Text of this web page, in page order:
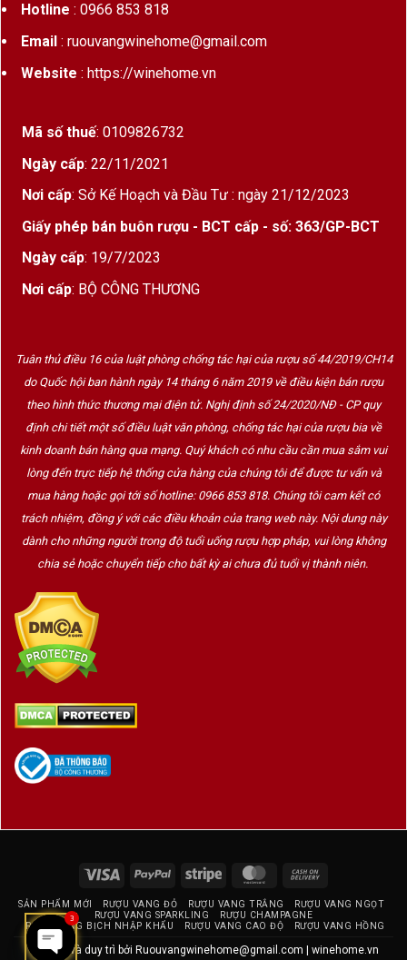
Hotline : 0966 853 818
Email: ruouvangwinehome@gmail.com
Website : https://winehome.vn
Mã số thuế: 0109826732
Ngày cấp: 22/11/2021
Nơi cấp: Sở Kế Hoạch và Đầu Tư : ngày 21/12/2023
Giấy phép bán buôn rượu - BCT cấp - số: 363/GP-BCT
Ngày cấp: 19/7/2023
Nơi cấp: BỘ CÔNG THƯƠNG
Tuân thủ điều 16 của luật phòng chống tác hại của rượu số 44/2019/CH14
do Quốc hội ban hành ngày 14 tháng 6 năm 2019 về điều kiện bán rượu
theo hình thức thương mại điện tử. Nghị định số 24/2020/NĐ - CP quy
định chi tiết một số điều luật văn phòng, chống tác hại của rượu bia về
kinh doanh bán hàng qua mạng. Quý khách có nhu cầu cần mua sắm vui
lòng đến trực tiếp hệ thống cửa hàng của chúng tôi để được tư vấn và
mua hàng hoặc gọi tới số hotline: 0966 853 818. Chúng tôi cam kết có
trách nhiệm, đồng ý với các điều khoản của trang web này. Nội dung này
dành cho những người trong độ tuổi uống rượu hợp pháp, vui lòng không
chia sẻ hoặc chuyển tiếp cho bất kỳ ai chưa đủ tuổi vị thành niên.
Visa PayPal Stripe MasterCard
Delivery
SẢN PHẨM MỚI RƯỢU VANG ĐỎ RƯỢU VANG TRẮNG
RƯỢU VANG NGỌT
RƯỢU VANG SPARKLING
RƯỢU CHAMPAGNE
RƯỢU VANG BỊCH NHẬP KHẨU
RƯỢU VANG CAO ĐỘ RƯỢU VANG HỒNG
Thiết kế và duy trì bởi Ruouvangwinehome@gmail.com winehome.vn
3